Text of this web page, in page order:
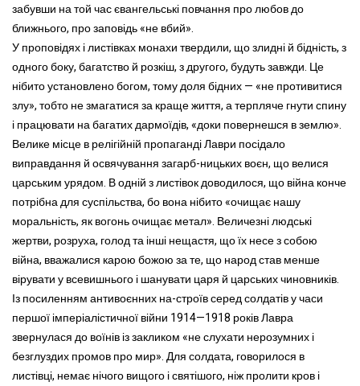
забувши на той час євангельські повчання про любов до
ближнього, про заповідь «не вбий».
У проповідях і листівках монахи твердили, що злидні й бідність, з
одного боку, багатство й розкіш, з другого, будуть завжди. Це
нібито установлено богом, тому доля бідних — «не противитися
злу», тобто не змагатися за краще життя, а терпляче гнути спину
і працювати на багатих дармоїдів, «доки повернешся в землю».
Велике місце в релігійній пропаганді Лаври посідало
виправдання й освячування загарб-ницьких воєн, що велися
царським урядом. В одній з листівок доводилося, що війна конче
потрібна для суспільства, бо вона нібито «очищає нашу
моральність, як вогонь очищає метал». Величезні людські
жертви, розруха, голод та інші нещастя, що їх несе з собою
війна, вважалися карою божою за те, що народ став менше
вірувати у всевишнього і шанувати царя й царських чиновників.
Із посиленням антивоєнних на-строїв серед солдатів у часи
першої імперіалістичної війни 1914—1918 років Лавра
звернулася до воїнів із закликом «не слухати нерозумних і
безглуздих промов про мир». Для солдата, говорилося в
листівці, немає нічого вищого і святішого, ніж пролити кров і